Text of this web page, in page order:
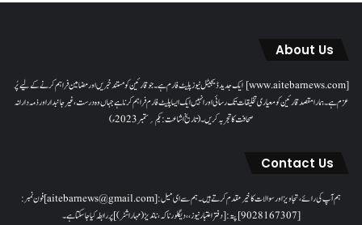
About Us
[www.aitebarnews.com] ایک جدید ڈیجیٹل نیوز پلیٹ فارم ہے۔ جو قارئین کو مستند خبریں اور مضامین فراہم کرنے کے لیے پُر
عزم ہے۔ ہمارا مقصدقارئین کو معیاری تخلیقات تک رسائی اور انہیں ایک ایسا پلیٹ فارم فراہم کرنا ہے جہاں وہ درست، غیر جانبدار اور ذمہ دارانہ
صحافت کا تجربہ کریں۔( تاریخ اشاعت : یکم؍ ستمبر 2023ء)
Contact Us
ہم آپ کی رائے، تجاویز اور سوالات کا خیرمقدم کرتے ہیں۔ ہم سےای میل: [aitebarnews@gmail.com]فون نمبر:
[9028167307]پتہ: [دفتر اعتبار نیوز، ، دیگلور ناکہ، ناندیڑ(مہاراشٹر) ] پر رابطہ کیا جاسکتا ہے۔